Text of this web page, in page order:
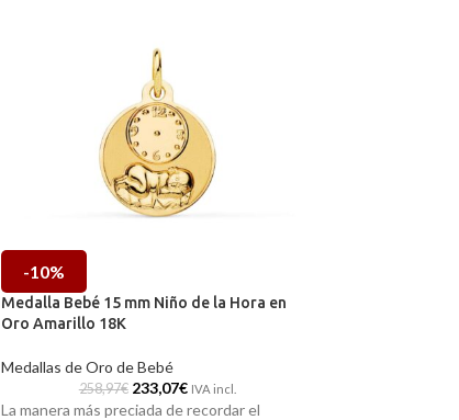
-10%
Medalla Bebé 15 mm Niño de la Hora en
Oro Amarillo 18K
Medallas de Oro de Bebé
258,97€ 233,07€ IVA incl.
La manera más preciada de recordar el